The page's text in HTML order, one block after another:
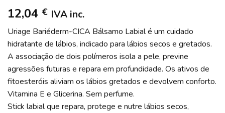
12,04 € IVA inc.
Uriage Bariéderm-CICA Bálsamo Labial é um cuidado
hidratante de lábios, indicado para lábios secos e gretados.
A associação de dois polímeros isola a pele, previne
agressões futuras e repara em profundidade. Os ativos de
fitoesteróis aliviam os lábios gretados e devolvem conforto.
Vitamina E e Glicerina. Sem perfume.
Stick labial que repara, protege e nutre lábios secos,